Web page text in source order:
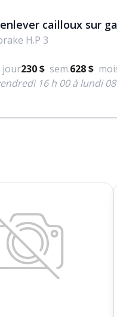
cailloux sur
H.P 3
jour230 $ sem.628 $
16 h 00 à lundi